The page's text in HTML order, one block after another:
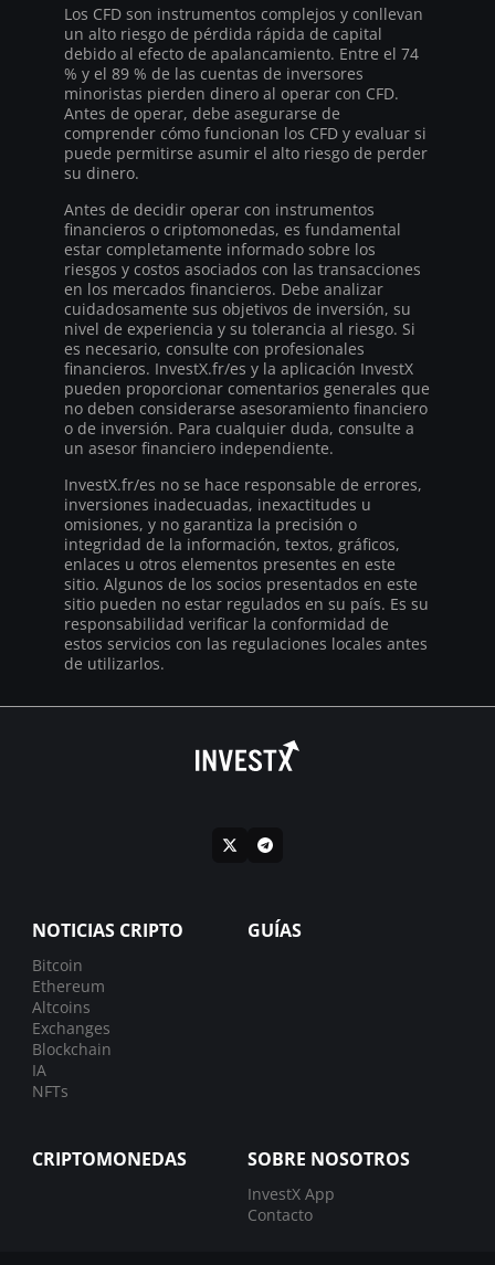
Los CFD son instrumentos complejos y conllevan
un alto riesgo de pérdida rápida de capital
debido al efecto de apalancamiento. Entre el 74
% y el 89 % de las cuentas de inversores
minoristas pierden dinero al operar con CFD.
Antes de operar, debe asegurarse de
comprender cómo funcionan los CFD y evaluar si
puede permitirse asumir el alto riesgo de perder
su dinero.
Antes de decidir operar con instrumentos
financieros o criptomonedas, es fundamental
estar completamente informado sobre los
riesgos y costos asociados con las transacciones
en los mercados financieros. Debe analizar
cuidadosamente sus objetivos de inversión, su
nivel de experiencia y su tolerancia al riesgo. Si
es necesario, consulte con profesionales
financieros. InvestX.fr/es y la aplicación InvestX
pueden proporcionar comentarios generales que
no deben considerarse asesoramiento financiero
o de inversión. Para cualquier duda, consulte a
un asesor financiero independiente.
InvestX.fr/es no se hace responsable de errores,
inversiones inadecuadas, inexactitudes u
omisiones, y no garantiza la precisión o
integridad de la información, textos, gráficos,
enlaces u otros elementos presentes en este
sitio. Algunos de los socios presentados en este
sitio pueden no estar regulados en su país. Es su
responsabilidad verificar la conformidad de
estos servicios con las regulaciones locales antes
de utilizarlos.
NOTICIAS CRIPTO
Bitcoin
Ethereum
Altcoins
Exchanges
Blockchain
IA
NFTs
GUÍAS
CRIPTOMONEDAS SOBRE NOSOTROS
InvestX App
Contacto